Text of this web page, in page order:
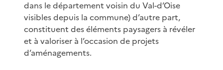
dans le département voisin du Val-d’Oise
visibles depuis la commune) d’autre part,
constituent des éléments paysagers à révéler
et à valoriser à l’occasion de projets
d’aménagements.